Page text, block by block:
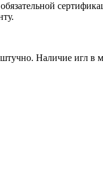
Наличие игл в